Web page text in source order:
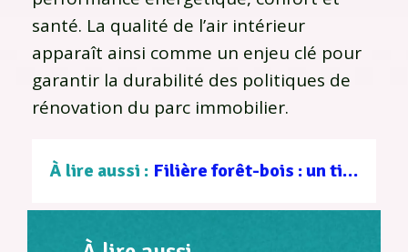
santé. La qualité de l’air intérieur
apparaît ainsi comme un enjeu clé pour
garantir la durabilité des politiques de
rénovation du parc immobilier.
À lire aussi : Filière forêt-bois : un tissu d’entreprises au service d’une gestion durable